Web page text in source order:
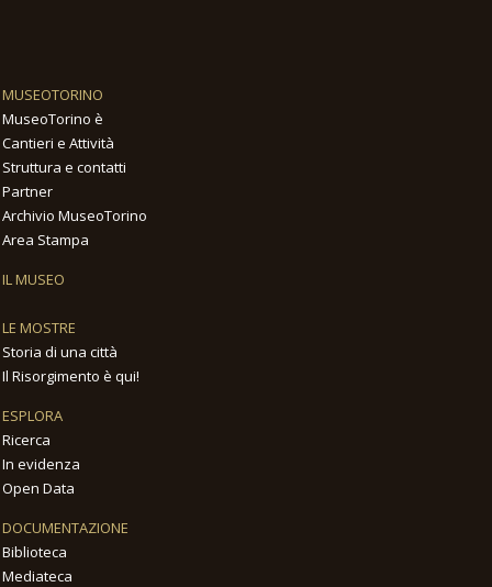
MUSEOTORINO
MuseoTorino è
Cantieri e Attività
Struttura e contatti
Partner
Archivio MuseoTorino
Area Stampa
IL MUSEO
LE MOSTRE
Storia di una città
Il Risorgimento è qui!
ESPLORA
Ricerca
In evidenza
Open Data
DOCUMENTAZIONE
Biblioteca
Mediateca